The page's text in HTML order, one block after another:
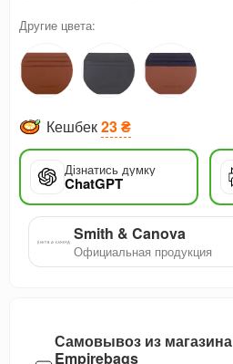
Другие цвета:
Кешбек23 ₴
Дізнатись думку
ChatGPT
Smith & Canova
Официальная продукция
Самовывоз из магазина
Empirebags